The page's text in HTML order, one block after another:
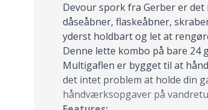
Devour spork fra Gerber er
dåseåbner, flaskeåbner,
yderst holdbart og let at
Denne lette kombo på bare
Multigaflen er bygget til at
det intet problem at holde din
håndværksopgaver på